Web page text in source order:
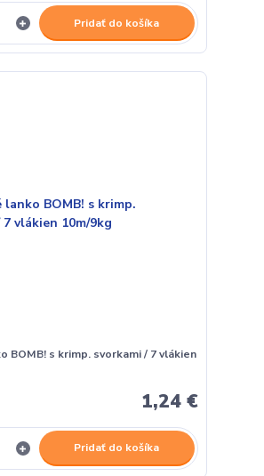
Pridať do košíka
BOMB! s krimp. svorkami / 7 vlákien
1,24 €
Pridať do košíka